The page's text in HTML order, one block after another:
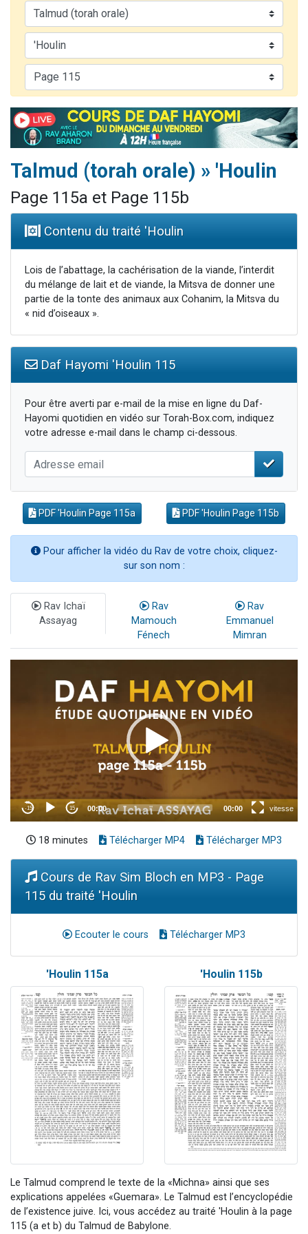
Il reste 49 places pour étudier en groupe sur Zoom
Ariel vient de donner son Maasser
4 personnes viennent de nous rejoindre sur WhatsApp
3 personnes viennent de nous rejoindre sur WhatsApp
Talmud (torah orale) » 'Houlin
Page 115a et Page 115b
Contenu du traité 'Houlin
Lois de l’abattage, la cachérisation de la viande, l’interdit
du mélange de lait et de viande, la Mitsva de donner une
partie de la tonte des animaux aux Cohanim, la Mitsva du
« nid d’oiseaux ».
Daf Hayomi 'Houlin 115
Pour être averti par e-mail de la mise en ligne du Daf-
Hayomi quotidien en vidéo sur Torah-Box.com, indiquez
votre adresse e-mail dans le champ ci-dessous.
PDF 'Houlin Page 115a PDF 'Houlin Page 115b
Pour afficher la vidéo du Rav de votre choix, cliquez-
sur son nom :
Rav Ichaï
Assayag
Rav
Mamouch
Fénech
Rav
Emmanuel
Mimran
18 minutes Télécharger MP4 Télécharger MP3
Cours de Rav Sim Bloch en MP3 - Page
115 du traité 'Houlin
Ecouter le cours Télécharger MP3
'Houlin 115a 'Houlin 115b
Le Talmud comprend le texte de la «Michna» ainsi que ses
explications appelées «Guemara». Le Talmud est l’encyclopédie
de l’existence juive. Ici, vous accédez au traité 'Houlin à la page
115 (a et b) du Talmud de Babylone.